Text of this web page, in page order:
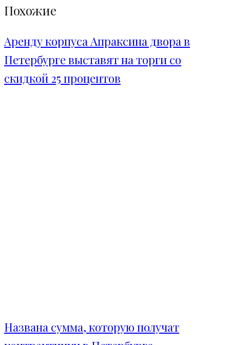
Похожие
Аренду корпуса Апраксина двора в
Петербурге выставят на торги со
скидкой 25 процентов
Названа сумма, которую получат